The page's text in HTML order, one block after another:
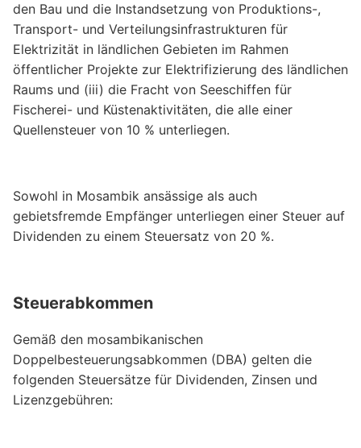
den Bau und die Instandsetzung von Produktions-,
Transport- und Verteilungsinfrastrukturen für
Elektrizität in ländlichen Gebieten im Rahmen
öffentlicher Projekte zur Elektrifizierung des ländlichen
Raums und (iii) die Fracht von Seeschiffen für
Fischerei- und Küstenaktivitäten, die alle einer
Quellensteuer von 10 % unterliegen.
Sowohl in Mosambik ansässige als auch
gebietsfremde Empfänger unterliegen einer Steuer auf
Dividenden zu einem Steuersatz von 20 %.
Steuerabkommen
Gemäß den mosambikanischen
Doppelbesteuerungsabkommen (DBA) gelten die
folgenden Steuersätze für Dividenden, Zinsen und
Lizenzgebühren: